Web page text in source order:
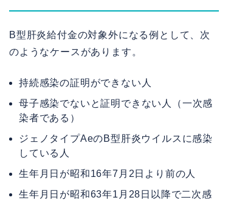
B型肝炎給付金の対象外になる例として、次
のようなケースがあります。
持続感染の証明ができない人
母子感染でないと証明できない人（一次感
染者である）
ジェノタイプAeのB型肝炎ウイルスに感染
している人
生年月日が昭和16年7月2日より前の人
生年月日が昭和63年1月28日以降で二次感